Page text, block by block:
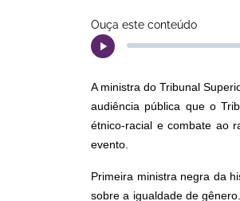
Ouça este conteúdo
A ministra do Tribunal
audiência pública que o
étnico-racial e combate ao
evento.
Primeira ministra negra da
sobre a igualdade de